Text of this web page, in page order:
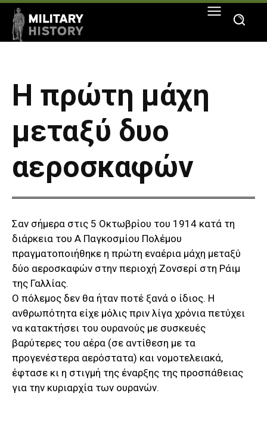
Η πρώτη μάχη
μεταξύ δυο
αεροσκαφών
Σαν σήμερα στις 5 Οκτωβρίου του 1914 κατά τη
διάρκεια του Α Παγκοσμίου Πολέμου
πραγματοποιήθηκε η πρώτη εναέρια μάχη μεταξύ
δύο αεροσκαφών στην περιοχή Ζονσερί στη Ράιμ
της Γαλλίας.
Ο πόλεμος δεν θα ήταν ποτέ ξανά ο ίδιος. Η
ανθρωπότητα είχε μόλις πριν λίγα χρόνια πετύχει
να κατακτήσει του ουρανούς με συσκευές
βαρύτερες του αέρα (σε αντίθεση με τα
προγενέστερα αερόστατα) και νομοτελειακά,
έφτασε κι η στιγμή της έναρξης της προσπάθειας
για την κυριαρχία των ουρανών.